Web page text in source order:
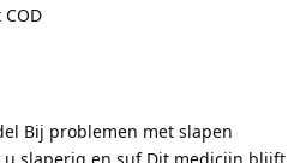
Bij problemen met slapen